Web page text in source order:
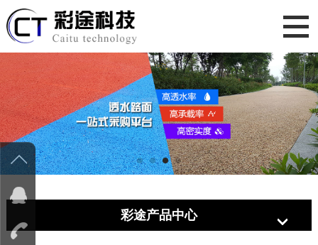
网站首页
关于彩途
产品中心
材料中心
视频中心
彩途产品中心